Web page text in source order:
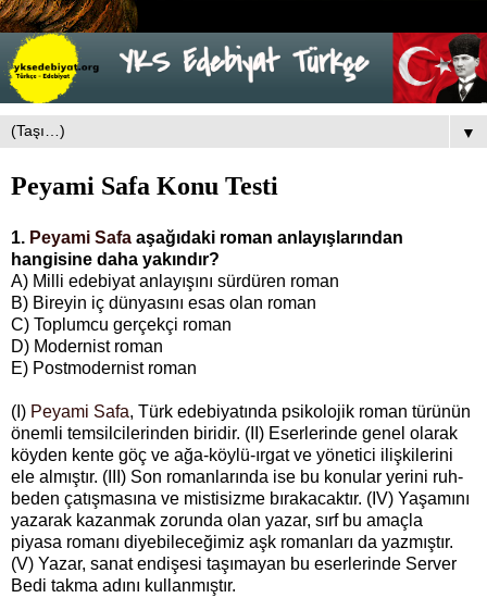
▼
Peyami Safa Konu Testi
1. Peyami Safa aşağıdaki roman anlayışlarından
hangisine daha yakındır?
A) Milli edebiyat anlayışını sürdüren roman
B) Bireyin iç dünyasını esas olan roman
C) Toplumcu gerçekçi roman
D) Modernist roman
E) Postmodernist roman
(I) Peyami Safa, Türk edebiyatında psikolojik roman türünün
önemli temsilcilerinden biridir. (II) Eserlerinde genel olarak
köyden kente göç ve ağa-köylü-ırgat ve yönetici ilişkilerini
ele almıştır. (III) Son romanlarında ise bu konular yerini ruh-
beden çatışmasına ve mistisizme bırakacaktır. (IV) Yaşamını
yazarak kazanmak zorunda olan yazar, sırf bu amaçla
piyasa romanı diyebileceğimiz aşk romanları da yazmıştır.
(V) Yazar, sanat endişesi taşımayan bu eserlerinde Server
Bedi takma adını kullanmıştır.